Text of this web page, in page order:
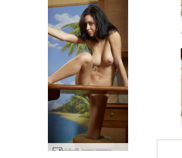
एंजेली नग्न महाराज #30